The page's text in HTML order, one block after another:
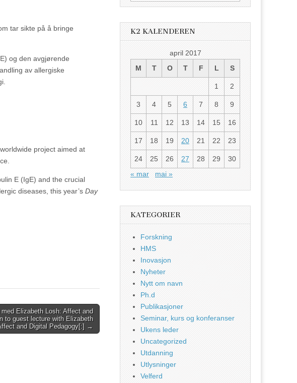
tar sikte på å bringe
og den avgjørende
av allergiske
project aimed at
E (IgE) and the crucial
diseases, this year’s Day
Elizabeth Losh: Affect and
to guest lecture with Elizabeth
and Digital Pedagogy[:] →
K2 KALENDEREN
april 2017
M
T O T F L S
1 2
3 4 5 6 7 8 9
10 11 12 13 14 15 16
17 18 19 20 21 22 23
24 25 26 27 28 29
30
« mar
mai »
KATEGORIER
Forskning
HMS
Inovasjon
Nyheter
Nytt om navn
Ph.d
Publikasjoner
Seminar, kurs og konferanser
Ukens leder
Uncategorized
Utdanning
Utlysninger
Velferd